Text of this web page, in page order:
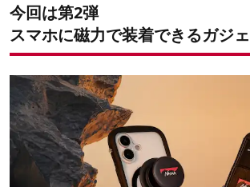
今回は第2弾
スマホに磁力で装着できるガジ